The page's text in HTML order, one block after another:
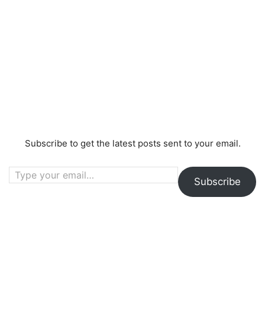
Subscribe to get the latest posts sent to your email.
Type your email…
Subscribe